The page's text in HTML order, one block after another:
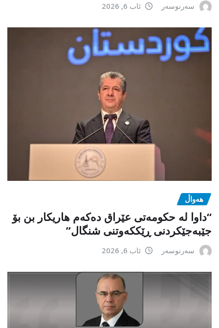
سەرنوسەر ئاب 6, 2026
هەواڵ
“داوا لە حكومەتی عێراق دەكەم هاریكار بن بۆ
جێبەجێكردنی ڕێككەوتنی شنگال”
سەرنوسەر ئاب 6, 2026